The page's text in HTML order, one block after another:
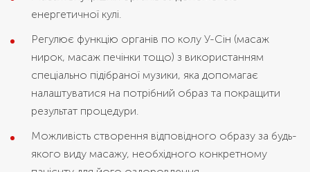
енергетичної кулі.
Регулює функцію органів по колу У-Сін (масаж
нирок, масаж печінки тощо) з використанням
спеціально підібраної музики, яка допомагає
налаштуватися на потрібний образ та покращити
результат процедури.
Можливість створення відповідного образу за будь-
якого виду масажу, необхідного конкретному